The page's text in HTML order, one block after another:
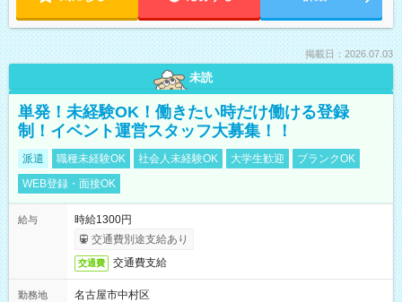
掲載日：2026.07.03
未読
単発！未経験OK！働きたい時だけ働ける登録
制！イベント運営スタッフ大募集！！
派遣 職種未経験OK 社会人未経験OK 大学生歓迎
ブランクOK
WEB登録・面接OK
給与
時給1300円
交通費別途支給あり
交通費 交通費支給
勤務地
名古屋市中村区